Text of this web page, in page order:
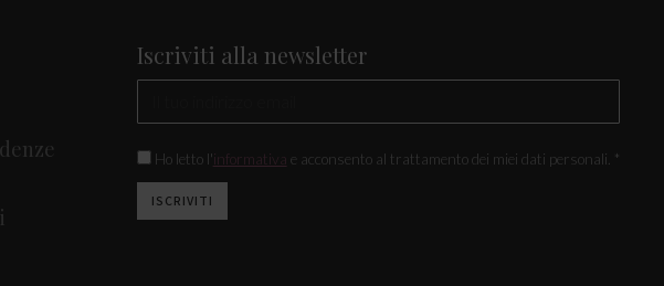
Iscriviti alla newsletter
Ho letto l'informativa e acconsento al trattamento dei miei dati personali. *